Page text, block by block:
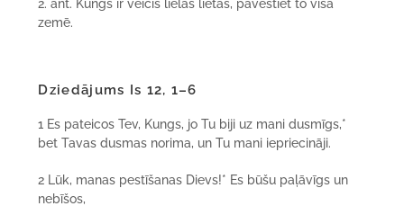
2. ant. Kungs ir veicis lielas lietas, pavēstiet to visā
zemē.
Dziedājums Is 12, 1–6
1 Es pateicos Tev, Kungs, jo Tu biji uz mani dusmīgs,*
bet Tavas dusmas norima, un Tu mani iepriecināji.
2 Lūk, manas pestīšanas Dievs!* Es būšu paļāvīgs un
nebīšos,